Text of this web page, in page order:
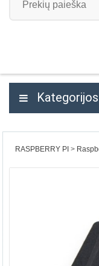
Kategorijos
RASPBERRY PI